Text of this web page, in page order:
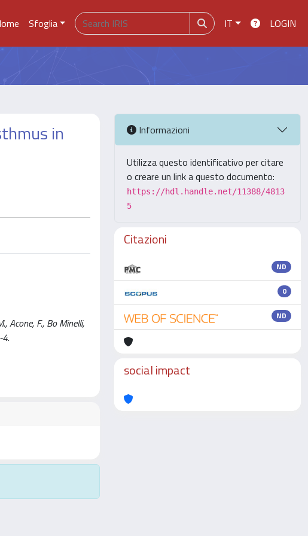
Sfoglia IT LOGIN
in
Acone, F., Bo Minelli,
4.
Informazioni
Utilizza questo identificativo per citare
o creare un link a questo documento:
https://hdl.handle.net/11388/4813
5
Citazioni
ND
0
ND
social impact